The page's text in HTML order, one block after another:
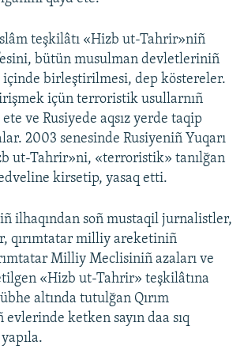
teşkilâtı «Hizb ut-Tahrir»niñ
bütün musulman devletleriniñ
birleştirilmesi, dep köstereler.
içün terroristik usullarnıñ
ve Rusiyede aqsız yerde taqip
2003 senesinde Rusiyeniñ Yuqarı
ut-Tahrir»ni, «terroristik» tanılğan
kirsetip, yasaq etti.
ilhaqından soñ mustaqil jurnalistler,
qırımtatar milliy areketiniñ
Milliy Meclisiniñ azaları ve
«Hizb ut-Tahrir» teşkilâtına
altında tutulğan Qırım
evlerinde ketken sayın daa sıq